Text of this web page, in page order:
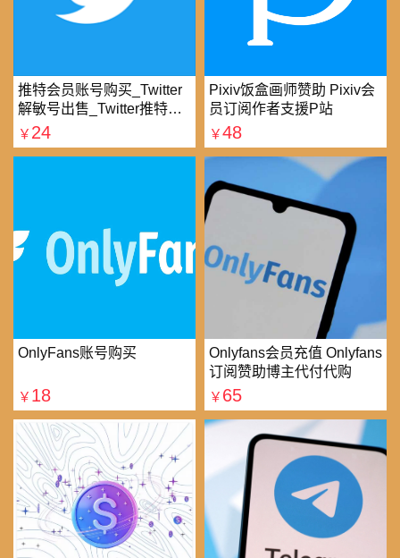
推特会员账号购买_Twitter
解敏号出售_Twitter推特账
号购买批发平台
￥ 24
Pixiv饭盒画师赞助 Pixiv会
员订阅作者支援P站
￥48
OnlyFans账号购买
￥ 18
Onlyfans会员充值 Onlyfans
订阅赞助博主代付代购
￥ 65